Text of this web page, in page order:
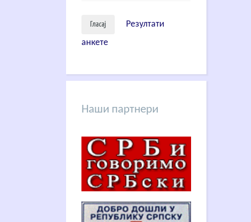
Резултати
анкете
Наши партнери